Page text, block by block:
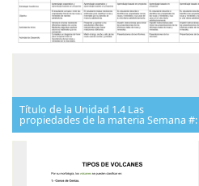
Título de la Unidad 1.4 Las
propiedades de la materia Semana #: _